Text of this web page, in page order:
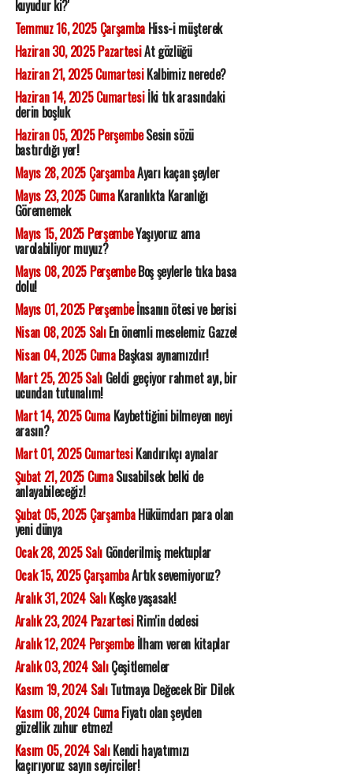
kuyudur ki?'
Temmuz 16, 2025 ÇarşambaHiss-i müşterek
Haziran 30, 2025 PazartesiAt gözlüğü
Haziran 21, 2025 CumartesiKalbimiz nerede?
Haziran 14, 2025 Cumartesiİki tık arasındaki
derin boşluk
Haziran 05, 2025 PerşembeSesin sözü
bastırdığı yer!
Mayıs 28, 2025 ÇarşambaAyarı kaçan şeyler
Mayıs 23, 2025 CumaKaranlıkta Karanlığı
Görememek
Mayıs 15, 2025 PerşembeYaşıyoruz ama
varolabiliyor muyuz?
Mayıs 08, 2025 PerşembeBoş şeylerle tıka basa
dolu!
Mayıs 01, 2025 Perşembeİnsanın ötesi ve berisi
Nisan 08, 2025 SalıEn önemli meselemiz Gazze!
Nisan 04, 2025 CumaBaşkası aynamızdır!
Mart 25, 2025 SalıGeldi geçiyor rahmet ayı, bir
ucundan tutunalım!
Mart 14, 2025 CumaKaybettiğini bilmeyen neyi
arasın?
Mart 01, 2025 CumartesiKandırıkçı aynalar
Şubat 21, 2025 CumaSusabilsek belki de
anlayabileceğiz!
Şubat 05, 2025 ÇarşambaHükümdarı para olan
yeni dünya
Ocak 28, 2025 SalıGönderilmiş mektuplar
Ocak 15, 2025 ÇarşambaArtık sevemiyoruz?
Aralık 31, 2024 SalıKeşke yaşasak!
Aralık 23, 2024 PazartesiRim'in dedesi
Aralık 12, 2024 Perşembeİlham veren kitaplar
Aralık 03, 2024 SalıÇeşitlemeler
Kasım 19, 2024 SalıTutmaya Değecek Bir Dilek
Kasım 08, 2024 CumaFiyatı olan şeyden
güzellik zuhur etmez!
Kasım 05, 2024 SalıKendi hayatımızı
kaçırıyoruz sayın seyirciler!